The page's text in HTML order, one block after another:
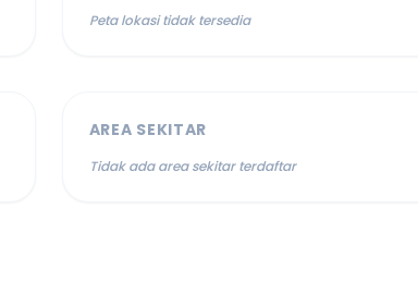
Peta lokasi tidak tersedia
AREA SEKITAR
Tidak ada area sekitar terdaftar